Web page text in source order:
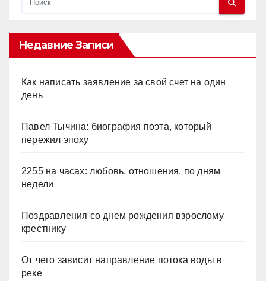
Недавние Записи
Как написать заявление за свой счет на один
день
Павел Тычина: биография поэта, который
пережил эпоху
2255 на часах: любовь, отношения, по дням
недели
Поздравления со днем рождения взрослому
крестнику
От чего зависит направление потока воды в
реке